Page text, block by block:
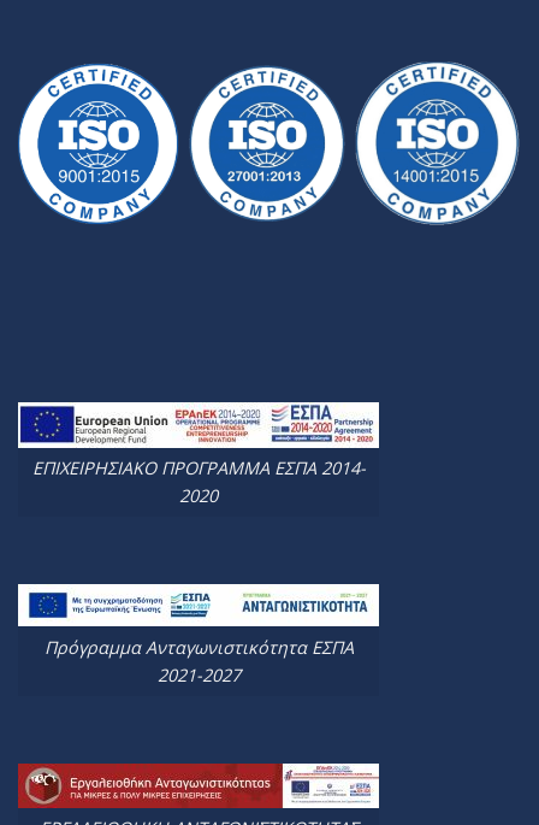
ΕΠΙΧΕΙΡΗΣΙΑΚΟ ΠΡΟΓΡΑΜΜΑ ΕΣΠΑ 2014-
2020
Πρόγραμμα Ανταγωνιστικότητα ΕΣΠΑ
2021-2027